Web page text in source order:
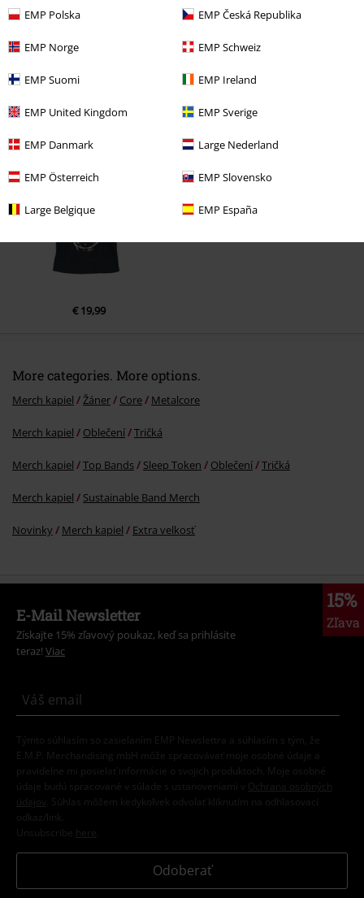
EMP Polska EMP Česká Republika
EMP Norge EMP Schweiz
EMP Suomi EMP Ireland
EMP United Kingdom EMP Sverige
EMP Danmark Large Nederland
EMP Österreich EMP Slovensko
Large Belgique EMP España
€ 19,99
More categories. More options.
Merch kapiel Žáner Core Metalcore
Merch kapiel Oblečení Tričká
Merch kapiel Top Bands Sleep Token Oblečení Tričká
Merch kapiel Sustainable Band Merch
Novinky Merch kapiel Extra velkosť
15%
Zľava
E-Mail Newsletter
Získajte 15% zľavový poukaz, keď sa prihlásite
teraz! Viac
Týmto súhlasím so zasielaním EMP Newslettra a súhlasím s tým, že
E.M.P. Merchandising mbH môže spracovávať moje osobné údaje a
pravidelne mi posielať informácie o svojich produktoch. Moje osobné
údaje budú spracované v súlade s ustanoveniami v
Ochrana osobných
údajov
. Súhlas môžem kedykoľvek odvolať kliknutím na odhlasovací
odkaz/link.
Unsubscribe here
Odoberať